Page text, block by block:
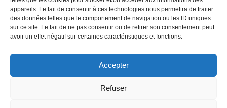
appareils. Le fait de consentir à ces technologies nous permettra de traiter
des données telles que le comportement de navigation ou les ID uniques
sur ce site. Le fait de ne pas consentir ou de retirer son consentement peut
avoir un effet négatif sur certaines caractéristiques et fonctions.
Accepter
Refuser
5Façades
Atrium Patrimoine
L'Atelier Bois